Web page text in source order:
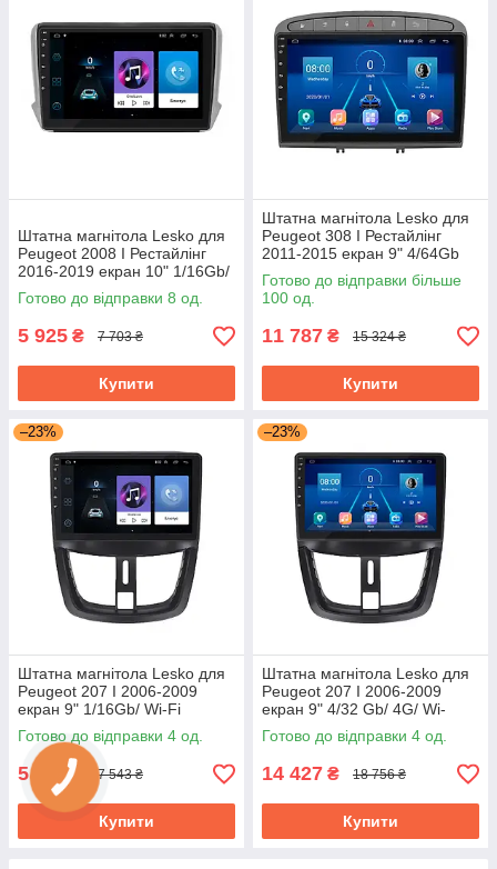
Штатна магнітола Lesko для
Peugeot 2008 I Рестайлінг
2016-2019 екран 10" 1/16Gb/
Wi-Fi Optima GPS Android
Готово до відправки 8 од.
5 925 ₴ 7 703 ₴
Купити
Штатна магнітола Lesko для
Peugeot 308 I Рестайлінг
2011-2015 екран 9" 4/64Gb
Grey/4G/ Wi-Fi/CarPlay Top
GPS
Готово до відправки більше
100 од.
11 787 ₴ 15 324 ₴
Купити
–23%
Штатна магнітола Lesko для
Peugeot 207 I 2006-2009
екран 9" 1/16Gb/ Wi-Fi
Optima GPS Android Пожо
Готово до відправки 4 од.
5 802₴ 7 543 ₴
Купити
–23%
Штатна магнітола Lesko для
Peugeot 207 I 2006-2009
екран 9" 4/32 Gb/ 4G/ Wi-
Fi/CarPlay Top GPS Android
Готово до відправки 4 од.
14 427 ₴ 18 756 ₴
Купити